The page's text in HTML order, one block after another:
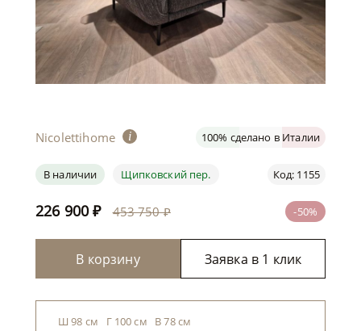
Nicolettihome i 100% сделано в Италии
Код: 1155
В наличии Щипковский пер.
-50%
226 900 ₽ 453 750 ₽
В корзину Заявка в 1 клик
Ш 98 см Г 100 см В 78 см